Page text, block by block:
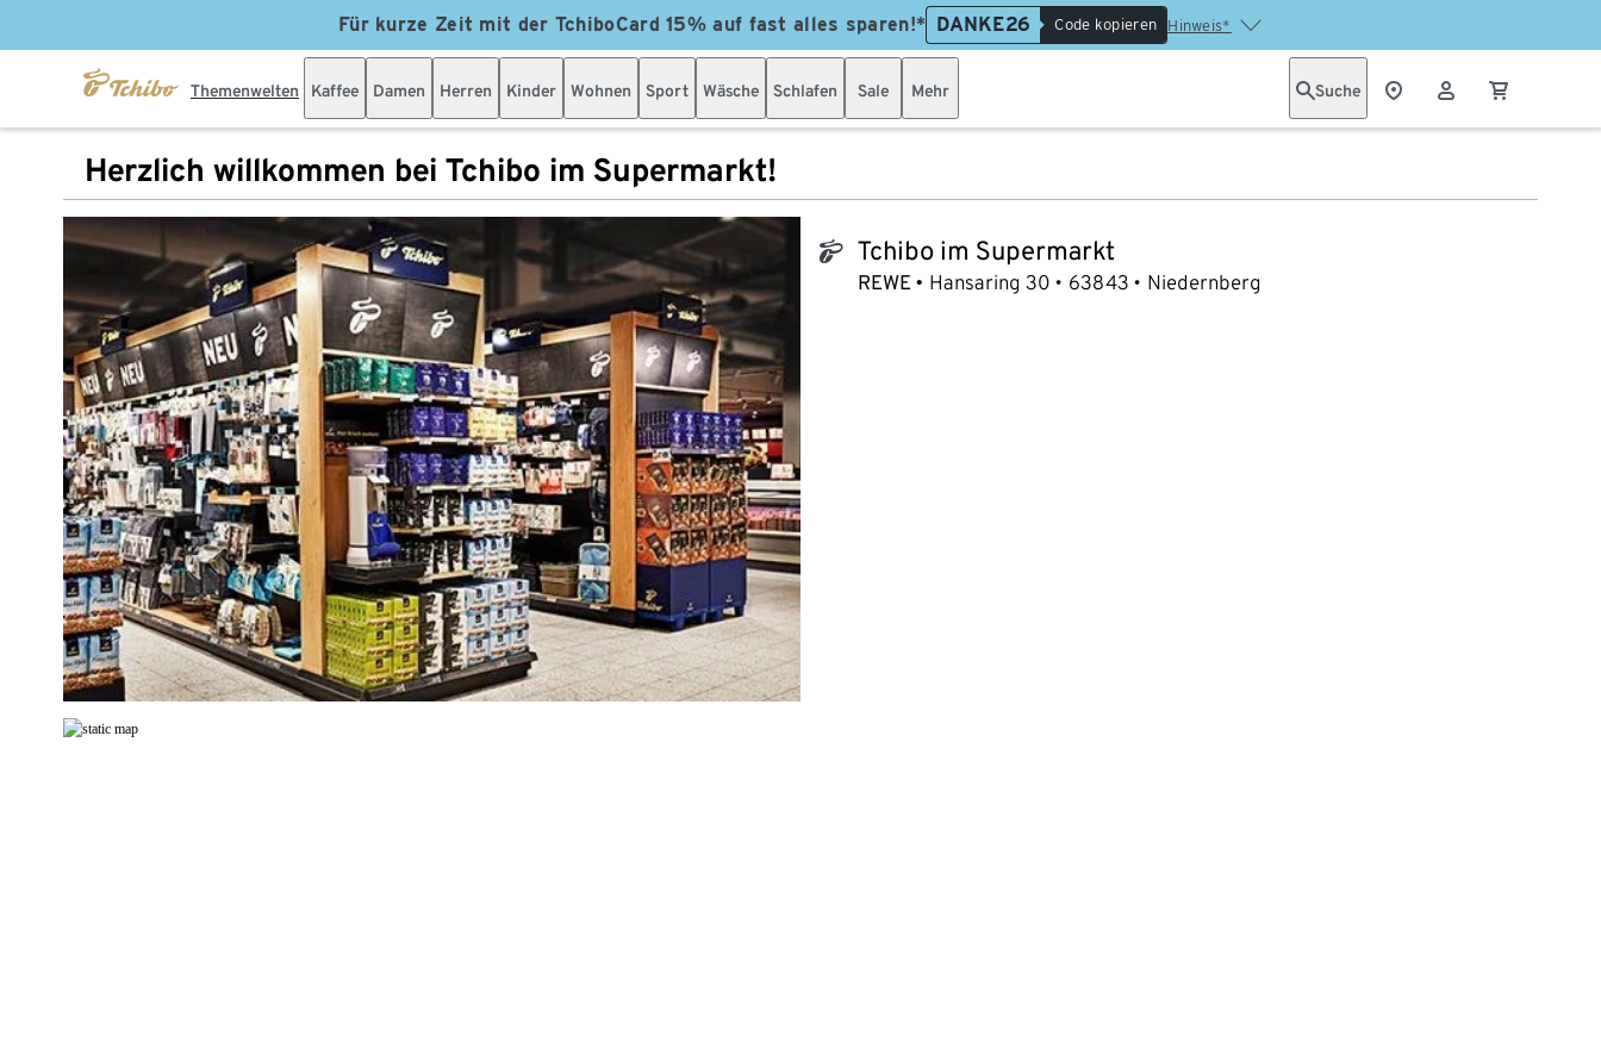
Für kurze Zeit mit der TchiboCard 15% auf fast alles sparen!* DANKE26 Code kopieren Hinweis*
Themenwelten Kaffee Damen Herren Kinder Wohnen Sport Wäsche Schlafen Sale Mehr Suche
Herzlich willkommen bei Tchibo im Supermarkt!
tchibo_logo Tchibo im Supermarkt
REWE Hansaring 30 63843 Niedernberg